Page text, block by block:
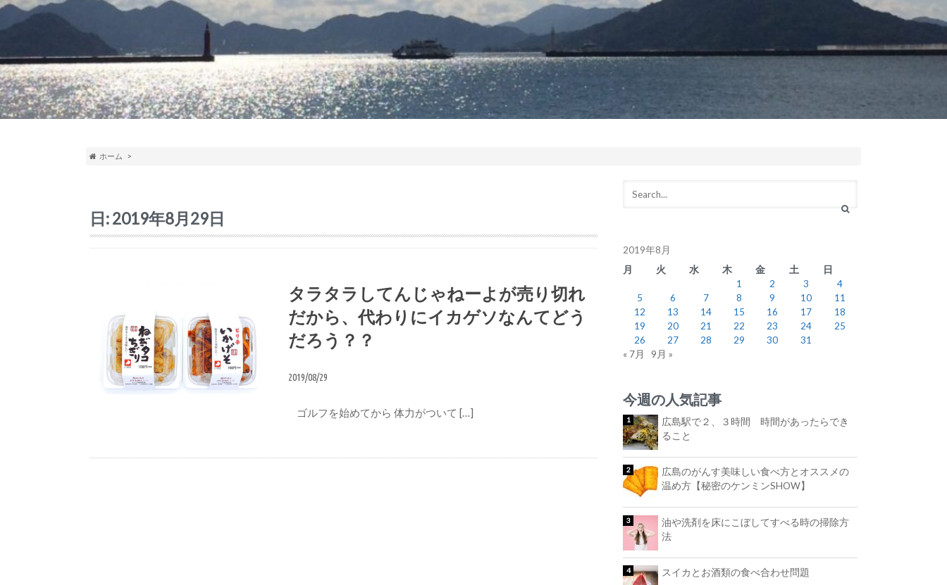
ホーム
日:2019年8月29日
タラタラしてんじゃねーよが売り切れ
だから、代わりにイカゲソなんてどう
だろう？？
2019/08/29
ゴルフを始めてから 体力がついて […]
2019年8月
月
火 水 木 金 土
日
1
2 3
4
5
6 7 8 9 10
11
12
13 14 15 16 17
18
19
20 21 22 23 24
25
26
27 28 29 30
31
« 7月
9月 »
今週の人気記事
広島駅で２、３時間 時間があったらでき
ること
広島のがんす美味しい食べ方とオススメの
温め方【秘密のケンミンSHOW】
油や洗剤を床にこぼしてすべる時の掃除方
法
スイカとお酒類の食べ合わせ問題